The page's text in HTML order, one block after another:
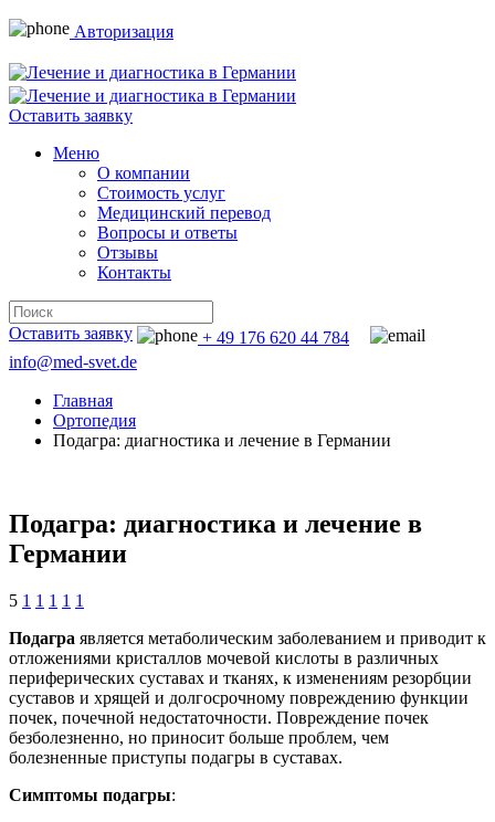
Авторизация
Оставить заявку
Меню
О компании
Стоимость услуг
Медицинский перевод
Вопросы и ответы
Отзывы
Контакты
Оставить заявку
+ 49 176 620 44 784
info@med-svet.de
Главная
Ортопедия
Подагра: диагностика и лечение в Германии
Подагра: диагностика и лечение в
Германии
5 1 1 1 1 1
Подагра является метаболическим заболеванием и приводит к
отложениями кристаллов мочевой кислоты в различных
периферических суставах и тканях, к изменениям резорбции
суставов и хрящей и долгосрочному повреждению функции
почек, почечной недостаточности. Повреждение почек
безболезненно, но приносит больше проблем, чем
болезненные приступы подагры в суставах.
Симптомы подагры: